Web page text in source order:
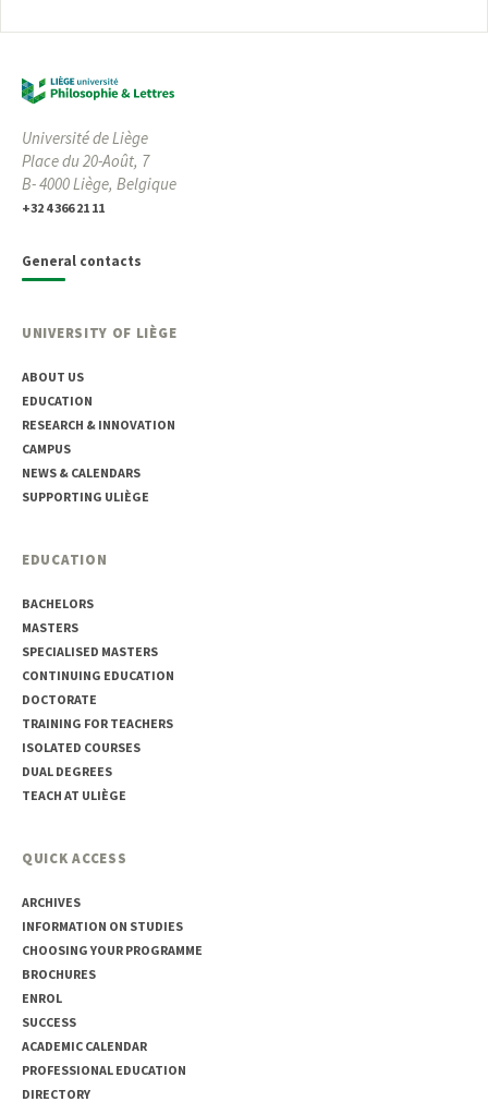
Université de Liège
Place du 20-Août, 7
B- 4000 Liège, Belgique
+32 4 366 21 11
General contacts
UNIVERSITY OF LIÈGE
ABOUT US
EDUCATION
RESEARCH & INNOVATION
CAMPUS
NEWS & CALENDARS
SUPPORTING ULIÈGE
EDUCATION
BACHELORS
MASTERS
SPECIALISED MASTERS
CONTINUING EDUCATION
DOCTORATE
TRAINING FOR TEACHERS
ISOLATED COURSES
DUAL DEGREES
TEACH AT ULIÈGE
QUICK ACCESS
ARCHIVES
INFORMATION ON STUDIES
CHOOSING YOUR PROGRAMME
BROCHURES
ENROL
SUCCESS
ACADEMIC CALENDAR
PROFESSIONAL EDUCATION
DIRECTORY